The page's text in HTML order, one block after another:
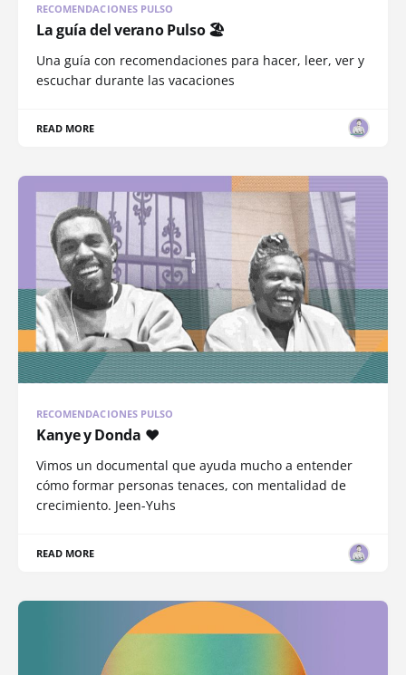
RECOMENDACIONES PULSO
La guía del verano Pulso 🏖️
Una guía con recomendaciones para hacer, leer, ver y
escuchar durante las vacaciones
READ MORE
RECOMENDACIONES PULSO
Kanye y Donda ❤️
Vimos un documental que ayuda mucho a entender
cómo formar personas tenaces, con mentalidad de
crecimiento. Jeen-Yuhs
READ MORE